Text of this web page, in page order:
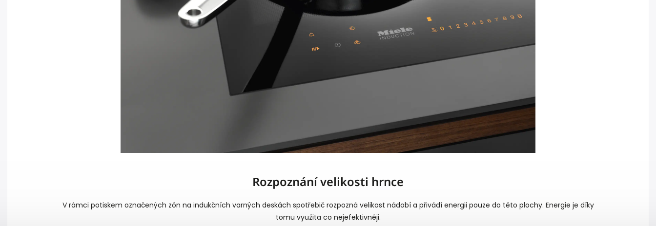
Rozpoznání velikosti hrnce
V rámci potiskem označených zón na indukčních varných deskách spotřebič rozpozná velikost nádobí a přivádí energii pouze do této plochy. Energie je díky
tomu využita co nejefektivněji.